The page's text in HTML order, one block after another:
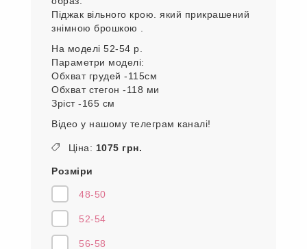
Додаткові характеристики:
нарядний , діловий костюм двійка підійде
та гарний костюмчик.Трендова спідниця
леопард яка дуже вписується в стильний
образ.
Піджак вільного крою. який прикрашений
знімною брошкою .
На моделі 52-54 р.
Параметри моделі:
Обхват стегон -118 ми
Зріст -165 см
Відео у нашому телеграм каналі!